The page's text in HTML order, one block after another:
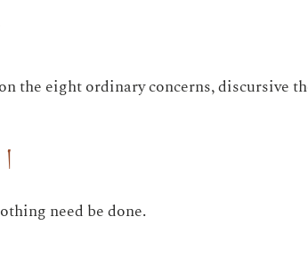
the eight ordinary concerns, discursive
need be done.